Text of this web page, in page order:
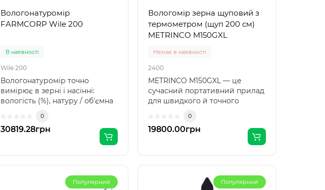
Вологонатуромір
FARMCORP Wile 200
В наявності
Wile 200
Вологонатуромір точно
вимірює в зерні і насінні:
вологість (%), натуру / об'ємна
0
30819.28грн
Вологомір зерна щуповий з
термометром (щуп 200 см)
METRINCO M150GXL
Немає в наявності
2400
METRINCO M150GXL — це
сучасний портативний прилад
для швидкого й точного
0
19800.00грн
Популярний Популярний